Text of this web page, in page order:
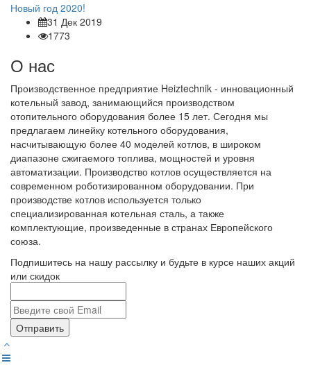
Новый год 2020!
31 Дек 2019
1773
О нас
Производственное предприятие Heiztechnik - инновационный
котельный завод, занимающийся производством
отопительного оборудования более 15 лет. Сегодня мы
предлагаем линейку котельного оборудования,
насчитывающую более 40 моделей котлов, в широком
диапазоне сжигаемого топлива, мощностей и уровня
автоматизации. Производство котлов осуществляется на
современном роботизированном оборудовании. При
производстве котлов используется только
специализированная котельная сталь, а также
комплектующие, произведенные в странах Европейского
союза.
Подпишитесь на нашу рассылку и будьте в курсе наших акций
или скидок
Отправить